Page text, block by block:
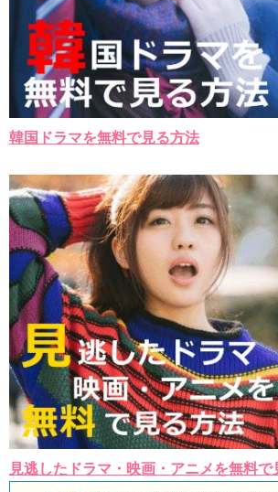
Powered by livedoor 相互RSS
韓国ドラマを無料で見る方法
見逃したドラマ・映画・アニメを無料で